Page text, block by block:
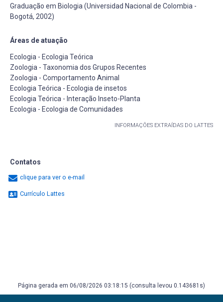
Graduação em Biologia (Universidad Nacional de Colombia -
Bogotá, 2002)
Áreas de atuação
Ecologia - Ecologia Teórica
Zoologia - Taxonomia dos Grupos Recentes
Zoologia - Comportamento Animal
Ecologia Teórica - Ecologia de insetos
Ecologia Teórica - Interação Inseto-Planta
Ecologia - Ecologia de Comunidades
INFORMAÇÕES EXTRAÍDAS DO LATTES
Contatos
clique para ver o e-mail
Currículo Lattes
Página gerada em 06/08/2026 03:18:15 (consulta levou 0.143681s)